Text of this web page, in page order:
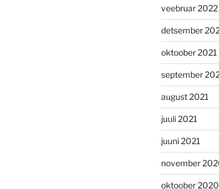
veebruar 2022
detsember
oktoober 2021
september
august 2021
juuli 2021
juuni 2021
november
oktoober 2020